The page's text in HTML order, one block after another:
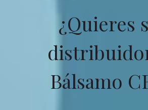
¿Quieres
Bálsamo